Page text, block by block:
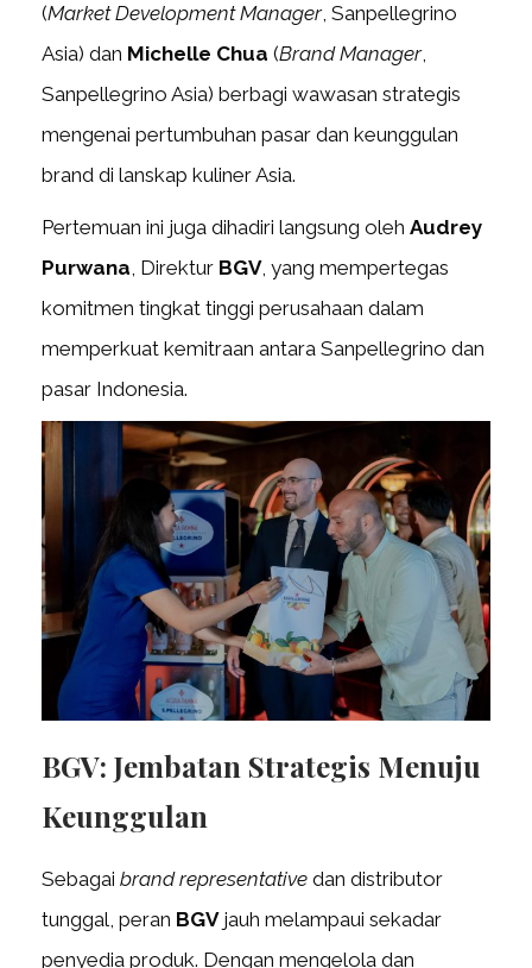
(Market Development Manager, Sanpellegrino
Asia) dan Michelle Chua (Brand Manager,
Sanpellegrino Asia) berbagi wawasan strategis
mengenai pertumbuhan pasar dan keunggulan
brand di lanskap kuliner Asia.
Pertemuan ini juga dihadiri langsung oleh Audrey
Purwana, Direktur BGV, yang mempertegas
komitmen tingkat tinggi perusahaan dalam
memperkuat kemitraan antara Sanpellegrino dan
pasar Indonesia.
BGV: Jembatan Strategis Menuju
Keunggulan
Sebagai brand representative dan distributor
tunggal, peran BGVjauh melampaui sekadar
penyedia produk. Dengan mengelola dan